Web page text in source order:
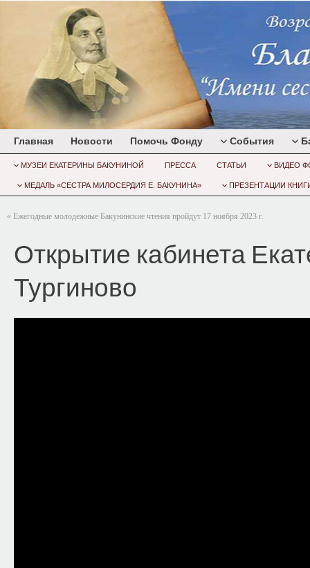
Главная Новости Помочь Фонду События
МУЗЕИ ЕКАТЕРИНЫ БАКУНИНОЙ ПРЕССА СТАТЬИ ВИДЕО
МЕДАЛЬ «СЕСТРА МИЛОСЕРДИЯ Е. БАКУНИНА» ПРЕЗЕНТАЦИИ
« Ежегодные молодежные Бакунинские чтения пройдут 17 ноября 2023 г.
Открытие кабинета
Тургиново